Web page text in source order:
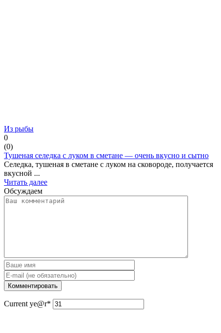
Из рыбы
0
(0)
Тушеная селедка с луком в сметане — очень вкусно и сытно
Селедка, тушеная в сметане с луком на сковороде, получается
вкусной ...
Читать далее
Обсуждаем
Current ye@r*